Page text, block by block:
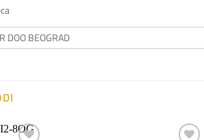
DOO BEOGRAD